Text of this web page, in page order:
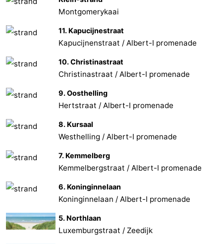
Montgomerykaai
11. Kapucijnestraat
Kapucijnenstraat / Albert-I promenade
10. Christinastraat
Christinastraat / Albert-I promenade
9. Oosthelling
Hertstraat / Albert-I promenade
8. Kursaal
Westhelling / Albert-I promenade
7. Kemmelberg
Kemmelbergstraat / Albert-I promenade
6. Koninginnelaan
Koninginnelaan / Albert-I promenade
5. Northlaan
Luxemburgstraat / Zeedijk